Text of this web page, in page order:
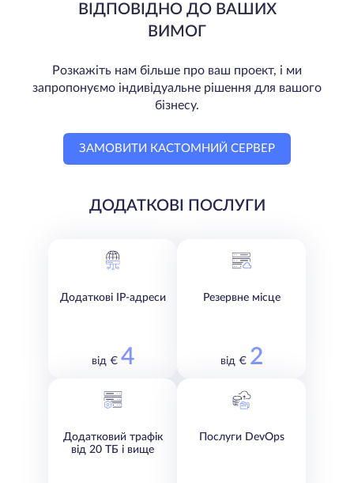
ВІДПОВІДНО ДО ВАШИХ
ВИМОГ
Розкажіть нам більше про ваш проект, і ми
запропонуємо індивідуальне рішення для вашого
бізнесу.
ЗАМОВИТИ КАСТОМНИЙ СЕРВЕР
ДОДАТКОВІ ПОСЛУГИ
Додаткові IP-адреси
від € 4
Резервне місце
від € 2
Додатковий трафік
від 20 ТБ і вище
Послуги DevOps